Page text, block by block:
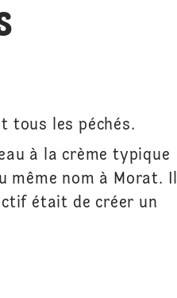
tous les péchés.
à la crème typique
même nom à Morat. Il
était de créer un